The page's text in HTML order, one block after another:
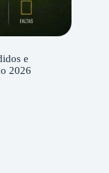
e
2026